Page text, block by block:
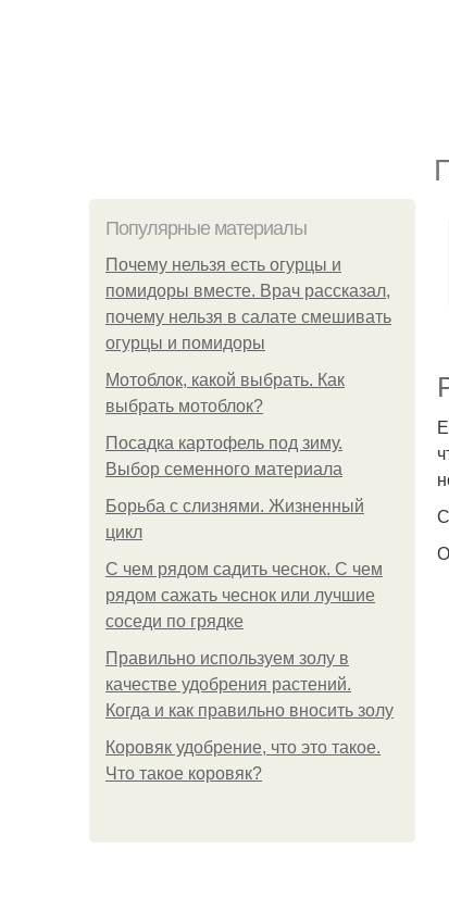
Популярные материалы
Почему нельзя есть огурцы и
помидоры вместе. Врач рассказал,
почему нельзя в салате смешивать
огурцы и помидоры
Мотоблок, какой выбрать. Как
выбрать мотоблок?
Посадка картофель под зиму.
Выбор семенного материала
Борьба с слизнями. Жизненный
цикл
С чем рядом садить чеснок. С чем
рядом сажать чеснок или лучшие
соседи по грядке
Правильно используем золу в
качестве удобрения растений.
Когда и как правильно вносить золу
Коровяк удобрение, что это такое.
Что такое коровяк?